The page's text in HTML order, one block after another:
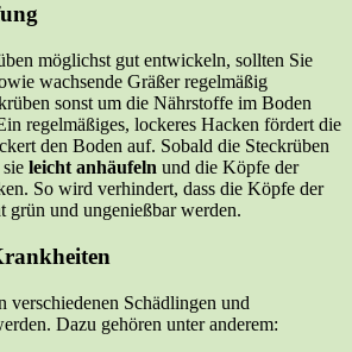
möglichst gut entwickeln, sollten Sie
wachsende Gräßer regelmäßig
sonst um die Nährstoffe im Boden
regelmäßiges, lockeres Hacken fördert die
den Boden auf. Sobald die Steckrüben
leicht anhäufeln und die Köpfe der
So wird verhindert, dass die Köpfe der
grün und ungenießbar werden.
verschiedenen Schädlingen und
Dazu gehören unter anderem: